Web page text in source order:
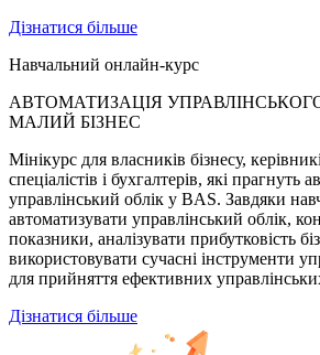
Дізнатися більше
Навчальний онлайн-курс
АВТОМАТИЗАЦІЯ
МАЛИЙ БІЗНЕС
Мінікурс для власників бізнесу,
спеціалістів і бухгалтерів, які прагнуть
управлінський облік у BAS. Завдяки
автоматизувати управлінський облік,
показники, аналізувати прибутковість
використовувати сучасні інструменти
для прийняття ефективних
Дізнатися більше